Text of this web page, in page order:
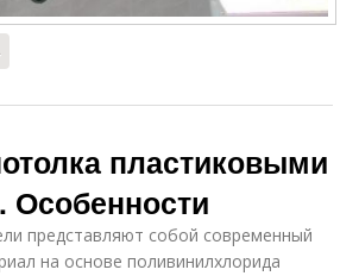
пластиковыми
Особенности
представляют собой современный
на основе поливинилхлорида